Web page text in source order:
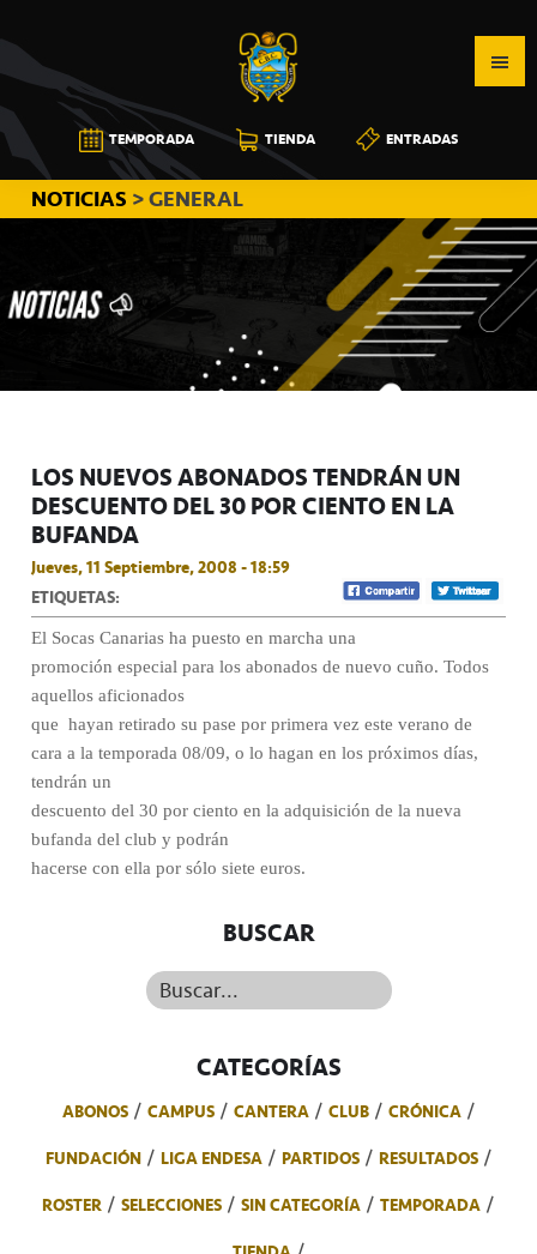
a
la
navegación
principal
al
contenido
principal
a
la
barra
lateral
principal
CB
CANARIAS
TEMPORADA TIENDA ENTRADAS
NOTICIAS > GENERAL
LOS NUEVOS ABONADOS TENDRÁN UN
DESCUENTO DEL 30 POR CIENTO EN LA
BUFANDA
Jueves, 11 Septiembre, 2008 - 18:59
ETIQUETAS:
El Socas Canarias ha puesto en marcha una
promoción especial para los abonados de nuevo cuño. Todos
aquellos aficionados
que hayan retirado su pase por primera vez este verano de
cara a la temporada 08/09, o lo hagan en los próximos días,
tendrán un
descuento del 30 por ciento en la adquisición de la nueva
bufanda del club y podrán
hacerse con ella por sólo siete euros.
BUSCAR
Buscar...
CATEGORÍAS
ABONOS CAMPUS CANTERA CLUB
CRÓNICA
FUNDACIÓN
LIGA ENDESA PARTIDOS
RESULTADOS
ROSTER
SELECCIONES SIN CATEGORÍA
TEMPORADA